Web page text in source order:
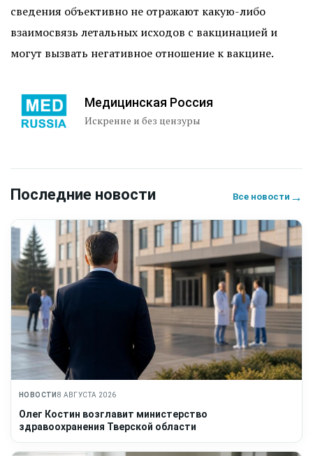
сведения объективно не отражают какую-либо
взаимосвязь летальных исходов с вакцинацией и
могут вызвать негативное отношение к вакцине.
Медицинская Россия
Искренне и без цензуры
Последние новости Все новости →
НОВОСТИ 8 АВГУСТА 2026
Олег Костин возглавит министерство
здравоохранения Тверской области